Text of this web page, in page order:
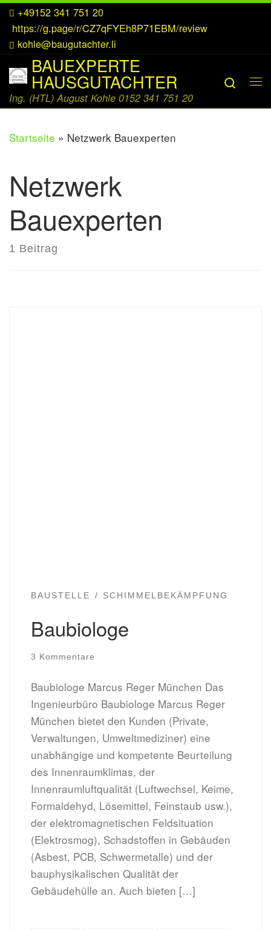
Zum Inhalt springen
+49152 341 751 20
https://g.page/r/CZ7qFYEh8P71EBM/review
kohle@baugutachter.li
BAUEXPERTE
HAUSGUTACHTER
Ing. (HTL) August Kohle 0152 341 751 20
Search
Startseite » Netzwerk Bauexperten
Netzwerk
Bauexperten
1 Beitrag
BAUSTELLE SCHIMMELBEKÄMPFUNG
Baubiologe
3 Kommentare
Baubiologe Marcus Reger München Das
Ingenieurbüro Baubiologe Marcus Reger
München bietet den Kunden (Private,
Verwaltungen, Umweltmediziner) eine
unabhängige und kompetente Beurteilung
des Innenraumklimas, der
Innenraumluftqualität (Luftwechsel, Keime,
Formaldehyd, Lösemittel, Feinstaub usw.),
der elektromagnetischen Feld­situation
(Elektrosmog), Schadstoffen in Gebäuden
(Asbest, PCB, Schwermetalle) und der
bauphysikalischen Qualität der
Gebäudehülle an. Auch bieten […]